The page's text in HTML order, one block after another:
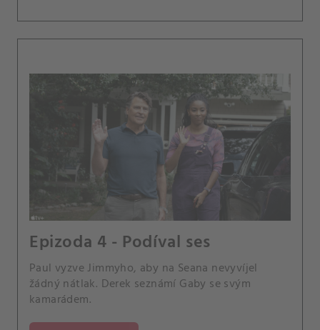
Epizoda 4 - Podíval ses
Paul vyzve Jimmyho, aby na Seana nevyvíjel
žádný nátlak. Derek seznámí Gaby se svým
kamarádem.